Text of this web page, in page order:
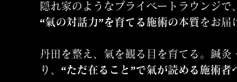
隠れ家のようなプライベートラウンジで、
“氣の対話力”を育てる施術の本質をお届
丹田を整え、氣を観る目を育てる。鍼
り、 “ただ在ること”で氣が読める施術者